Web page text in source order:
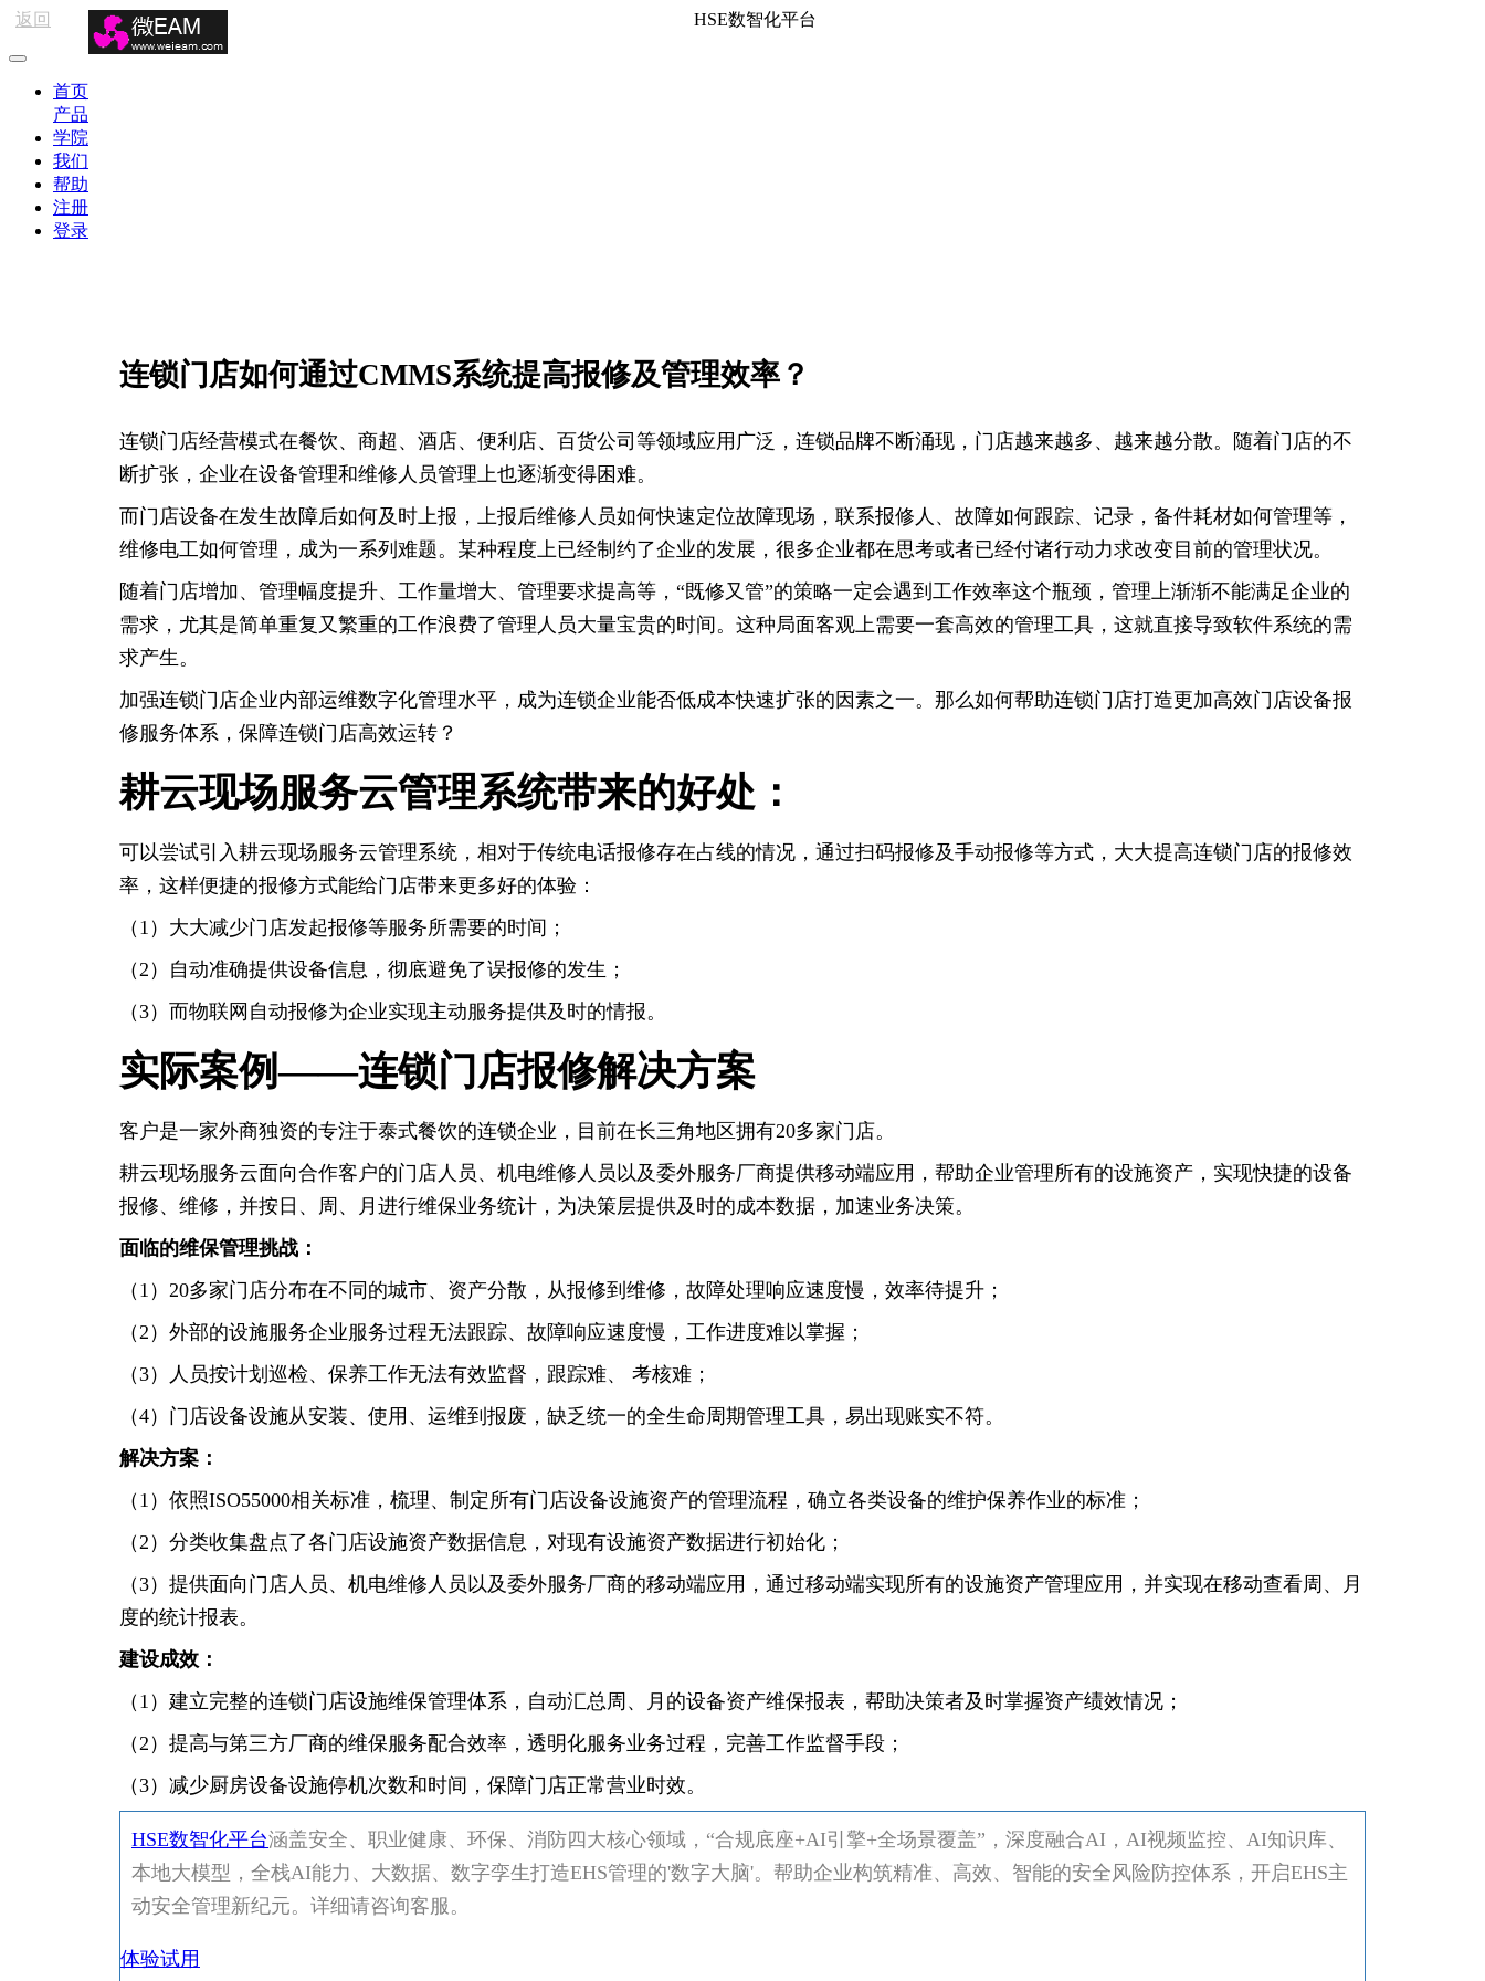
返回 HSE数智化平台
首页
产品
学院
我们
帮助
注册
登录
连锁门店如何通过CMMS系统提高报修及管理效率？
连锁门店经营模式在餐饮、商超、酒店、便利店、百货公司等领域应用广泛，连锁品牌不断涌现，门店越来越多、越来越分散。随着门店的不
断扩张，企业在设备管理和维修人员管理上也逐渐变得困难。
而门店设备在发生故障后如何及时上报，上报后维修人员如何快速定位故障现场，联系报修人、故障如何跟踪、记录，备件耗材如何管理等，
维修电工如何管理，成为一系列难题。某种程度上已经制约了企业的发展，很多企业都在思考或者已经付诸行动力求改变目前的管理状况。
随着门店增加、管理幅度提升、工作量增大、管理要求提高等，“既修又管”的策略一定会遇到工作效率这个瓶颈，管理上渐渐不能满足企业的
需求，尤其是简单重复又繁重的工作浪费了管理人员大量宝贵的时间。这种局面客观上需要一套高效的管理工具，这就直接导致软件系统的需
求产生。
加强连锁门店企业内部运维数字化管理水平，成为连锁企业能否低成本快速扩张的因素之一。那么如何帮助连锁门店打造更加高效门店设备报
修服务体系，保障连锁门店高效运转？
耕云现场服务云管理系统带来的好处：
可以尝试引入耕云现场服务云管理系统，相对于传统电话报修存在占线的情况，通过扫码报修及手动报修等方式，大大提高连锁门店的报修效
率，这样便捷的报修方式能给门店带来更多好的体验：
（1）大大减少门店发起报修等服务所需要的时间；
（2）自动准确提供设备信息，彻底避免了误报修的发生；
（3）而物联网自动报修为企业实现主动服务提供及时的情报。
实际案例——连锁门店报修解决方案
客户是一家外商独资的专注于泰式餐饮的连锁企业，目前在长三角地区拥有20多家门店。
耕云现场服务云面向合作客户的门店人员、机电维修人员以及委外服务厂商提供移动端应用，帮助企业管理所有的设施资产，实现快捷的设备
报修、维修，并按日、周、月进行维保业务统计，为决策层提供及时的成本数据，加速业务决策。
面临的维保管理挑战：
（1）20多家门店分布在不同的城市、资产分散，从报修到维修，故障处理响应速度慢，效率待提升；
（2）外部的设施服务企业服务过程无法跟踪、故障响应速度慢，工作进度难以掌握；
（3）人员按计划巡检、保养工作无法有效监督，跟踪难、 考核难；
（4）门店设备设施从安装、使用、运维到报废，缺乏统一的全生命周期管理工具，易出现账实不符。
解决方案：
（1）依照ISO55000相关标准，梳理、制定所有门店设备设施资产的管理流程，确立各类设备的维护保养作业的标准；
（2）分类收集盘点了各门店设施资产数据信息，对现有设施资产数据进行初始化；
（3）提供面向门店人员、机电维修人员以及委外服务厂商的移动端应用，通过移动端实现所有的设施资产管理应用，并实现在移动查看周、月
度的统计报表。
建设成效：
（1）建立完整的连锁门店设施维保管理体系，自动汇总周、月的设备资产维保报表，帮助决策者及时掌握资产绩效情况；
（2）提高与第三方厂商的维保服务配合效率，透明化服务业务过程，完善工作监督手段；
（3）减少厨房设备设施停机次数和时间，保障门店正常营业时效。
HSE数智化平台涵盖安全、职业健康、环保、消防四大核心领域，“合规底座+AI引擎+全场景覆盖”，深度融合AI，AI视频监控、AI知识库、
本地大模型，全栈AI能力、大数据、数字孪生打造EHS管理的'数字大脑'。帮助企业构筑精准、高效、智能的安全风险防控体系，开启EHS主
动安全管理新纪元。详细请咨询客服。
体验试用